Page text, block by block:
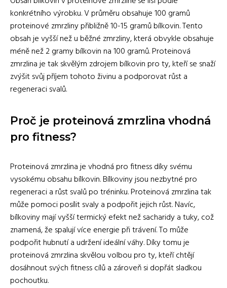
konkrétního výrobku. V průměru obsahuje 100 gramů
proteinové zmrzliny přibližně 10-15 gramů bílkovin. Tento
obsah je vyšší než u běžné zmrzliny, která obvykle obsahuje
méně než 2 gramy bílkovin na 100 gramů. Proteinová
zmrzlina je tak skvělým zdrojem bílkovin pro ty, kteří se snaží
zvýšit svůj příjem tohoto živinu a podporovat růst a
regeneraci svalů.
Proč je proteinová zmrzlina vhodná
pro fitness?
Proteinová zmrzlina je vhodná pro fitness díky svému
vysokému obsahu bílkovin. Bílkoviny jsou nezbytné pro
regeneraci a růst svalů po tréninku. Proteinová zmrzlina tak
může pomoci posílit svaly a podpořit jejich růst. Navíc,
bílkoviny mají vyšší termický efekt než sacharidy a tuky, což
znamená, že spalují více energie při trávení. To může
podpořit hubnutí a udržení ideální váhy. Díky tomu je
proteinová zmrzlina skvělou volbou pro ty, kteří chtějí
dosáhnout svých fitness cílů a zároveň si dopřát sladkou
pochoutku.